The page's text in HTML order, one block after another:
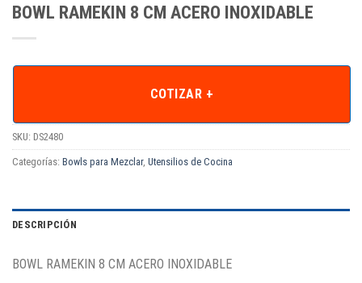
BOWL RAMEKIN 8 CM ACERO INOXIDABLE
COTIZAR +
SKU: DS2480
Categorías: Bowls para Mezclar, Utensilios de Cocina
DESCRIPCIÓN
BOWL RAMEKIN 8 CM ACERO INOXIDABLE